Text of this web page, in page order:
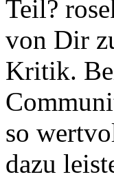
Teil?
von Dir
Kritik.
so
dazu